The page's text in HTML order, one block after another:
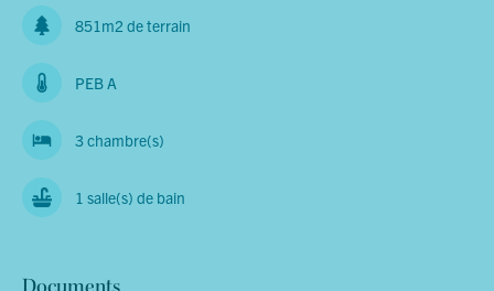
851m2 de terrain
PEB A
3 chambre(s)
1 salle(s) de bain